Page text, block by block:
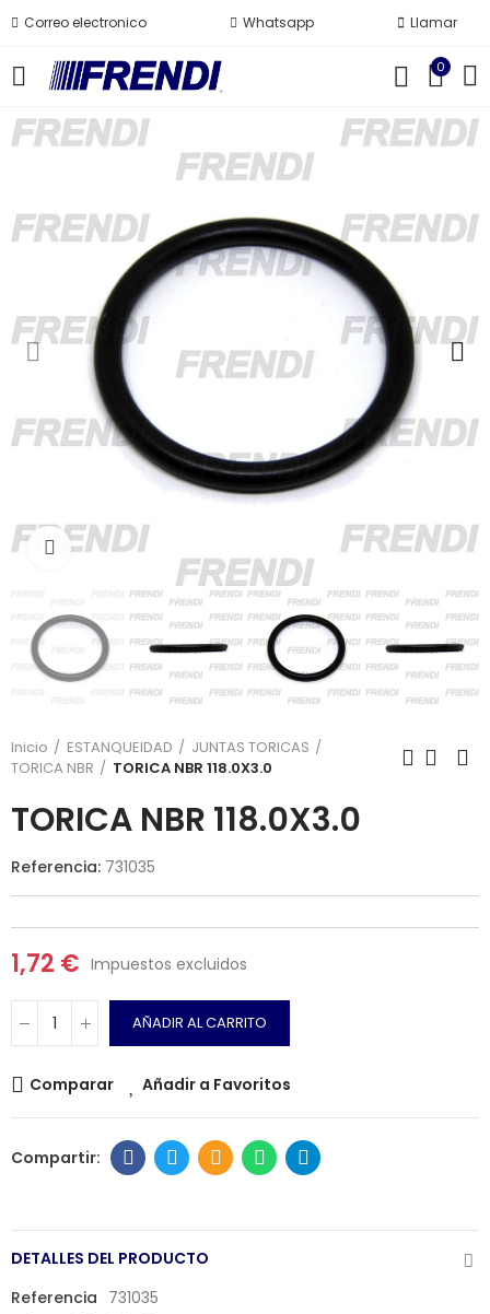
Correo electronico Whatsapp Llamar
0
Click para agrandar
Inicio ESTANQUEIDAD
JUNTAS TORICAS
TORICA NBR
TORICA NBR 118.0X3.0
TORICA NBR 118.0X3.0
Referencia: 731035
1,72 € Impuestos excluidos
AÑADIR AL CARRITO
Comparar Añadir a Favoritos
DETALLES DEL PRODUCTO
Referencia 731035